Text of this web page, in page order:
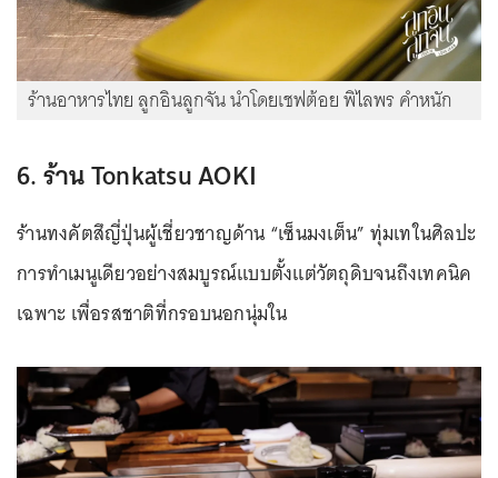
ร้านอาหารไทย ลูกอินลูกจัน นำโดยเชฟต้อย พิไลพร คำหนัก
6. ร้าน Tonkatsu AOKI
ร้านทงคัตสึญี่ปุ่นผู้เชี่ยวชาญด้าน “เซ็นมงเต็น” ทุ่มเทในศิลปะ
การทำเมนูเดียวอย่างสมบูรณ์แบบตั้งแต่วัตถุดิบจนถึงเทคนิค
เฉพาะ เพื่อรสชาติที่กรอบนอกนุ่มใน